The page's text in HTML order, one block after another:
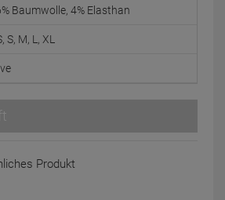
Baumwolle, 4% Elasthan
S, M, L, XL
Produkt